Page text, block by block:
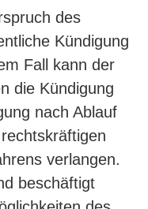
des
Kündigung
Fall kann der
die Kündigung
nach Ablauf
verlangen.
beschäftigt